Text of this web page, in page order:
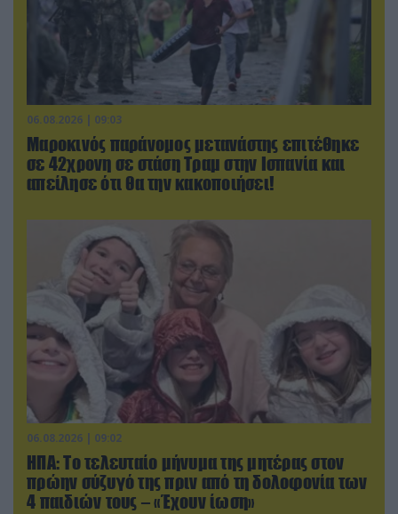
06.08.2026 | 09:03
Μαροκινός παράνομος μετανάστης επιτέθηκε
σε 42χρονη σε στάση Τραμ στην Ισπανία και
απείλησε ότι θα την κακοποιήσει!
06.08.2026 | 09:02
ΗΠΑ: Το τελευταίο μήνυμα της μητέρας στον
πρώην σύζυγό της πριν από τη δολοφονία των
4 παιδιών τους – «Έχουν ίωση»